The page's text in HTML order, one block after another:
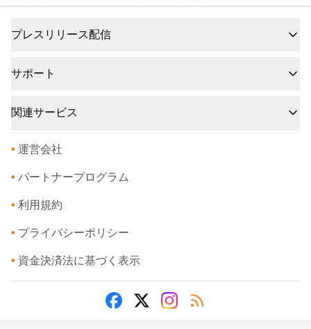
プレスリリース配信
サポート
関連サービス
• 運営会社
• パートナープログラム
• 利用規約
• プライバシーポリシー
• 資金決済法に基づく表示